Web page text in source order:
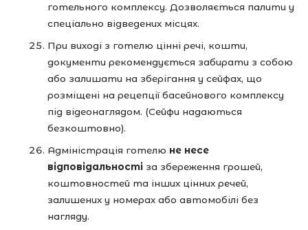
готельного комплексу. Дозволяється палити у
спеціально відведених місцях.
При виході з готелю цінні речі, кошти,
документи рекомендується забирати з собою
або залишати на зберігання у сейфах, що
розміщені на рецепції басейнового комплексу
під відеонаглядом. (Сейфи надаються
безкоштовно).
Адміністрація готелю не несе
відповідальності за збереження грошей,
коштовностей та інших цінних речей,
залишених у номерах або автомобілі без
нагляду.